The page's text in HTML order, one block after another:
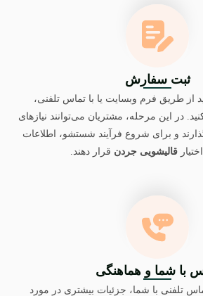
ثبت سفارش
از طریق فرم وبسایت یا با تماس تلفنی،
در این مرحله، مشتریان می‌توانند نیازهای
و برای شروع فرآیند شستشو، اطلاعات
قالیشویی جردنقرار دهند.
با شما و هماهنگی
تلفنی با شما، جزئیات بیشتری در مورد